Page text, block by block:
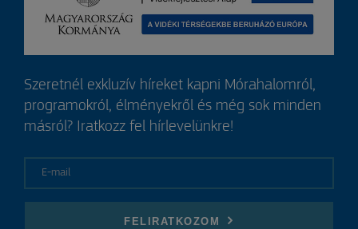
Szeretnél exkluzív híreket kapni Mórahalomról,
programokról, élményekről és még sok minden
másról? Iratkozz fel hírlevelünkre!
FELIRATKOZOM